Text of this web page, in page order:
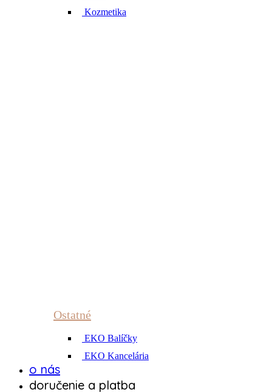
Kozmetika
Ostatné
EKO Balíčky
EKO Kancelária
o nás
doručenie a platba